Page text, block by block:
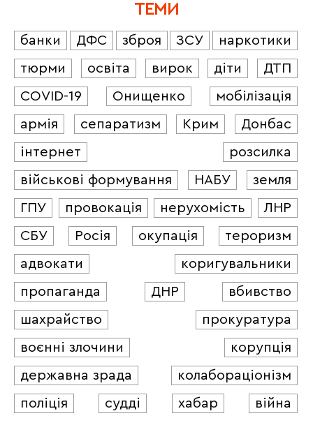
ТЕМИ
банки ДФС зброя ЗСУ
наркотики
тюрми
освіта вирок діти
ДТП
COVID-19
Онищенко
мобілізація
армія
сепаратизм Крим
Донбас
інтернет
розсилка
військові формування
НАБУ
земля
ГПУ
провокація нерухомість
ЛНР
СБУ
Росія окупація
тероризм
адвокати
коригувальники
пропаганда
ДНР
вбивство
шахрайство
прокуратура
воєнні злочини
корупція
державна зрада
колабораціонізм
поліція
судді хабар війна